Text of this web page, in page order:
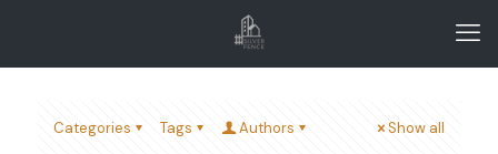
Categories Tags Authors Show all